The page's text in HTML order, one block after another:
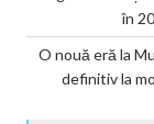
în
O nouă eră la
definitiv la